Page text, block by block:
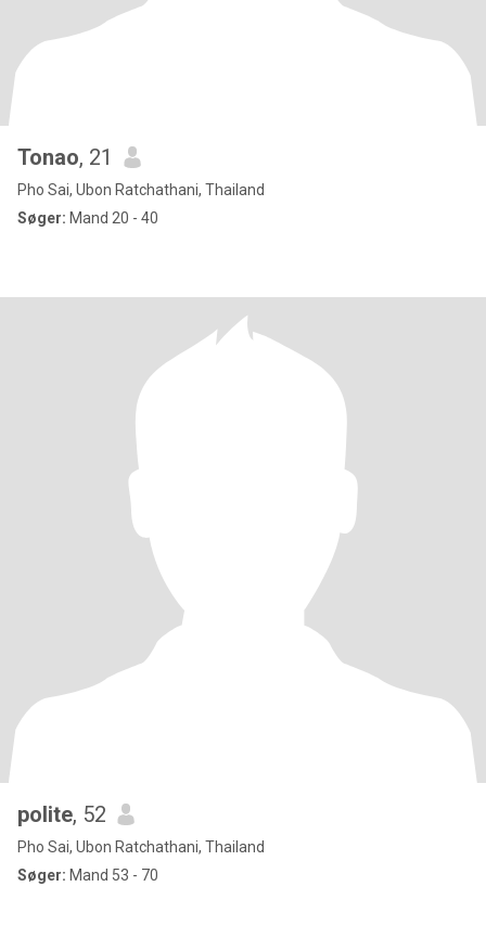
Tonao, 21
Pho Sai, Ubon Ratchathani, Thailand
Søger: Mand 20 - 40
polite, 52
Pho Sai, Ubon Ratchathani, Thailand
Søger: Mand 53 - 70